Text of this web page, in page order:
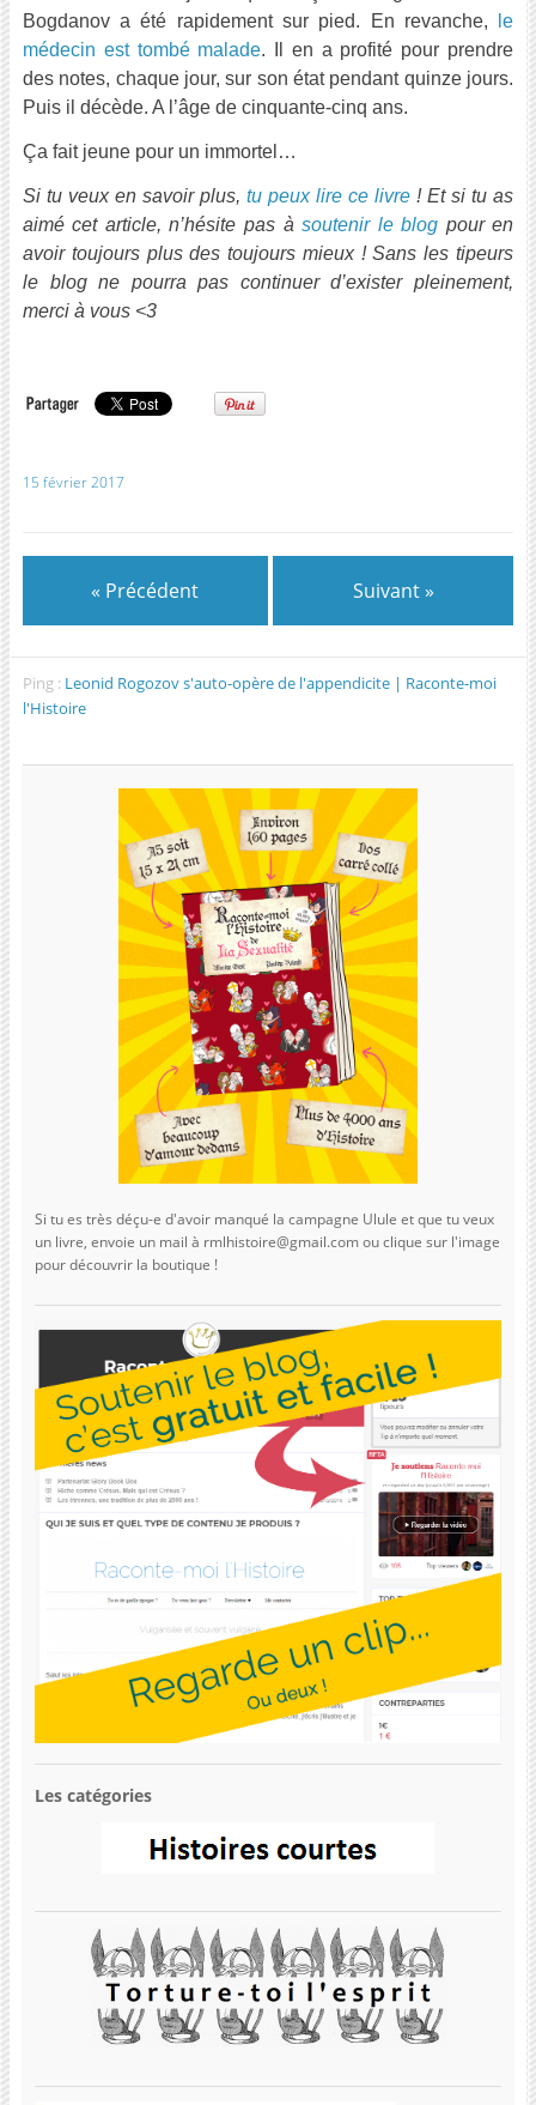
Bogdanov a été rapidement sur pied. En revanche, le
médecin est tombé malade. Il en a profité pour prendre
des notes, chaque jour, sur son état pendant quinze jours.
Puis il décède. A l’âge de cinquante-cinq ans.
Ça fait jeune pour un immortel…
Si tu veux en savoir plus, tu peux lire ce livre ! Et si tu as
aimé cet article, n’hésite pas àsoutenir le blog pour en
avoir toujours plus des toujours mieux ! Sans les tipeurs
le blog ne pourra pas continuer d’exister pleinement,
merci à vous <3
15 février 2017
« Précédent Suivant »
Ping : Leonid Rogozov s'auto-opère de l'appendicite | Raconte-moi
l'Histoire
Si tu es très déçu-e d'avoir manqué la campagne Ulule et que tu veux
un livre, envoie un mail à rmlhistoire@gmail.com ou clique sur l'image
pour découvrir la boutique !
Les catégories